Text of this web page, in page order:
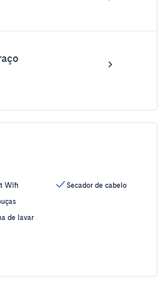
Wifi
de lavar
Secador de cabelo